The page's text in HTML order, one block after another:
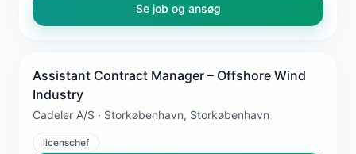
Se job og ansøg
Assistant Contract Manager – Offshore Wind
Industry
Cadeler A/S · Storkøbenhavn, Storkøbenhavn
licenschef